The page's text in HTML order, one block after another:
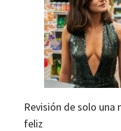
Revisión de solo
feliz